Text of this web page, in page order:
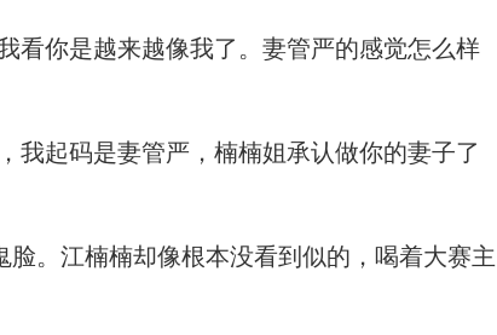
你是越来越像我了。妻管严的感觉怎么样
起码是妻管严，楠楠姐承认做你的妻子了
。江楠楠却像根本没看到似的，喝着大赛主